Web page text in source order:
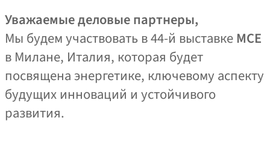
Уважаемые деловые партнеры,
Мы будем участвовать в 44‑й выставке MCE
в Милане, Италия, которая будет
посвящена энергетике, ключевому аспекту
будущих инноваций и устойчивого
развития.